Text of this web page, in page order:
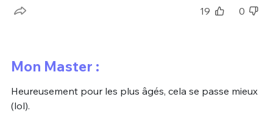
19 0
Mon Master :
Heureusement pour les plus âgés, cela se passe mieux
(lol).